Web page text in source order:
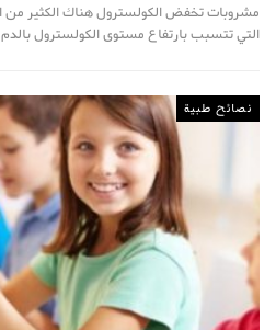
مشروبات تخفض الكولسترول هناك الكثير من
التي تتسبب بارتفاع مستوى الكولسترول
نصائح طبية